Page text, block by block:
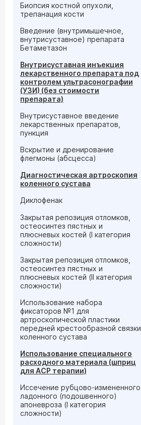
Биопсия костной опухоли,
трепанация кости
Введение (внутримышечное,
внутрисуставное) препарата
Бетаметазон
Внутрисуставная инъекция
лекарственного препарата под
контролем ультрасонографии
(УЗИ) (без стоимости
препарата)
Внутрисуставное введение
лекарственных препаратов,
пункция
Вскрытие и дренирование
флегмоны (абсцесса)
Диагностическая артроскопия
коленного сустава
Диклофенак
Закрытая репозиция отломков,
остеосинтез пястных и
плюсневых костей (I категория
сложности)
Закрытая репозиция отломков,
остеосинтез пястных и
плюсневых костей (II категория
сложности)
Использование набора
фиксаторов №1 для
артроскопической пластики
передней крестообразной связки
коленного сустава
Использование специального
расходного материала (шприц
для АСР терапии)
Иссечение рубцово-измененного
ладонного (подошвенного)
апоневроза (I категория
сложности)